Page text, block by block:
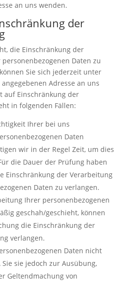
an uns wenden.
der
die Einschränkung der
Daten zu
Sie sich jederzeit unter
Adresse an uns
auf Einschränkung der
in folgenden Fällen:
Ihrer bei uns
Daten
wir in der Regel Zeit, um dies
die Dauer der Prüfung haben
Einschränkung der Verarbeitung
Daten zu verlangen.
Ihrer personenbezogenen
geschah/geschieht, können
die Einschränkung der
verlangen.
Daten nicht
sie jedoch zur Ausübung,
Geltendmachung von